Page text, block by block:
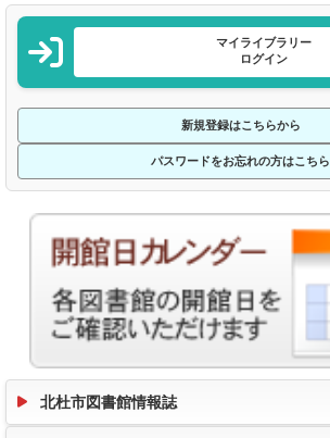
マイライブラリー
ログイン
新規登録はこちらから
パスワードをお忘れの方はこちら
北杜市図書館情報誌